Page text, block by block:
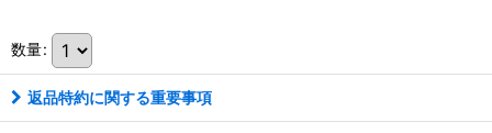
数量:
返品特約に関する重要事項